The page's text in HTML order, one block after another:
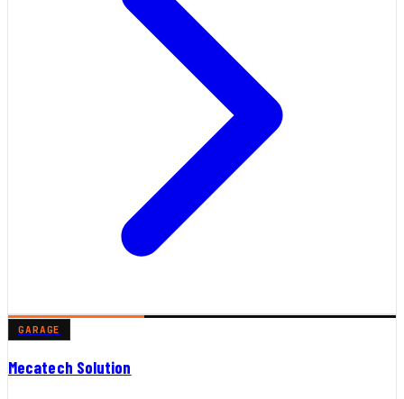
GARAGE
Mecatech Solution